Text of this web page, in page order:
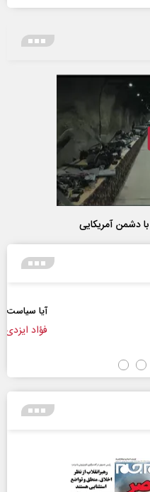
دشمن آمریکایی
آمریکا ضدایران عوض شده است؟